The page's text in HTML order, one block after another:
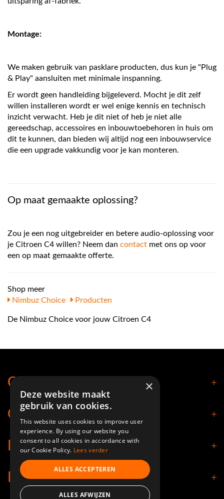
Montage:
We maken gebruik van pasklare producten, dus kun je "Plug
& Play" aansluiten met minimale inspanning.
Er wordt geen handleiding bijgeleverd. Mocht je dit zelf
willen installeren wordt er wel enige kennis en technisch
inzicht verwacht. Heb je dit niet of heb je niet alle
gereedschap, accessoires en inbouwtoebehoren in huis om
dit te kunnen, dan bieden wij altijd nog een inbouwservice
die een upgrade vakkundig voor je kan monteren.
Op maat gemaakte oplossing?
Zou je een nog uitgebreider en betere audio-oplossing voor
je Citroen C4 willen? Neem dan contact met ons op voor
een op maat gemaakte offerte.
Shop meer
Nimbuz Choice
Producten
De Nimbuz Choice voor jouw Citroen C4
Contact
Openingstijden
Klantenservice
Informatie
×
Deze website maakt
gebruik van cookies.
This website uses cookies to improve user
experience. By using our website you
consent to all cookies in accordance with
our Cookie Policy. Lees verder
ALLES ACCEPTEREN
ALLES AFWIJZEN